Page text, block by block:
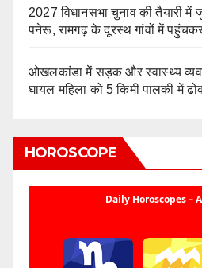
2027 विधानसभा चुनाव की तैयारी में
पनेरू, रामगढ़ के दूरस्थ गांवों में पहुंचकर
ओखलकांडा में सड़क और स्वास्थ्य
घायल महिला को 5 किमी पालकी में
HOROSCOPE